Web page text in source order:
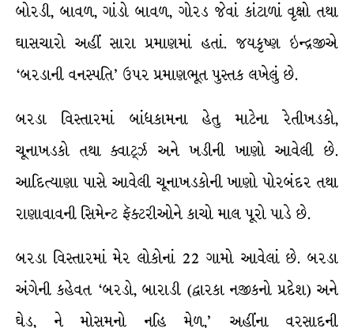
બોરડી, બાવળ, ગાંડો બાવળ, ગોરડ જેવાં કાંટાળાં વૃક્ષો તથા
ઘાસચારો અહીં સારા પ્રમાણમાં હતાં. જયકૃષ્ણ ઇન્દ્રજીએ
‘બરડાની વનસ્પતિ’ ઉપર પ્રમાણભૂત પુસ્તક લખેલું છે.
બરડા વિસ્તારમાં બાંધકામના હેતુ માટેના રેતીખડકો,
ચૂનાખડકો તથા ક્વાર્ટ્ઝ અને ખડીની ખાણો આવેલી છે.
આદિત્યાણા પાસે આવેલી ચૂનાખડકોની ખાણો પોરબંદર તથા
રાણાવાવની સિમેન્ટ ફૅક્ટરીઓને કાચો માલ પૂરો પાડે છે.
બરડા વિસ્તારમાં મેર લોકોનાં 22 ગામો આવેલાં છે. બરડા
અંગેની કહેવત ‘બરડો, બારાડી (દ્વારકા નજીકનો પ્રદેશ) અને
ઘેડ, ને મોસમનો નહિ મેળ,’ અહીંના વરસાદની